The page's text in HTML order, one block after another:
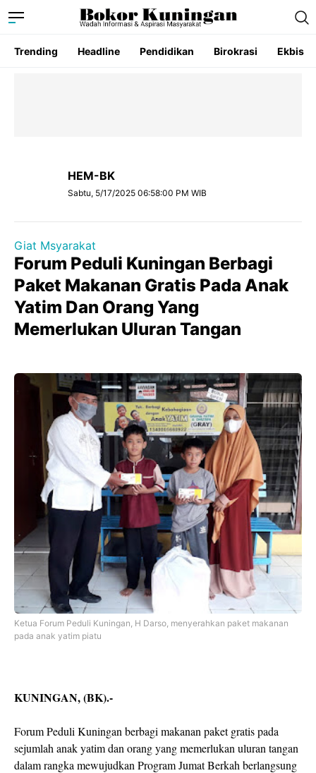
Trending Headline Pendidikan Birokrasi Ekbis
HEM-BK
Sabtu, 5/17/2025 06:58:00 PM WIB
Giat Msyarakat
Forum Peduli Kuningan Berbagi
Paket Makanan Gratis Pada Anak
Yatim Dan Orang Yang
Memerlukan Uluran Tangan
Ketua Forum Peduli Kuningan, H Darso, menyerahkan paket makanan
pada anak yatim piatu
KUNINGAN, (BK).-
Forum Peduli Kuningan berbagi makanan paket gratis pada
sejumlah anak yatim dan orang yang memerlukan uluran tangan
dalam rangka mewujudkan Program Jumat Berkah berlangsung